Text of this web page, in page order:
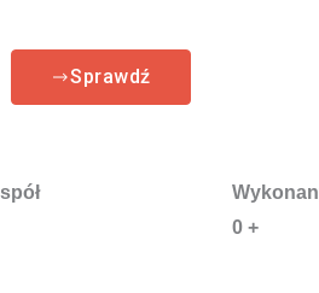
Sprawdź
0 +